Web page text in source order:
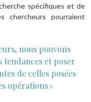
spécifiques et de
chercheurs pourraient
nous pouvons
et poser
de celles posées
opérations »